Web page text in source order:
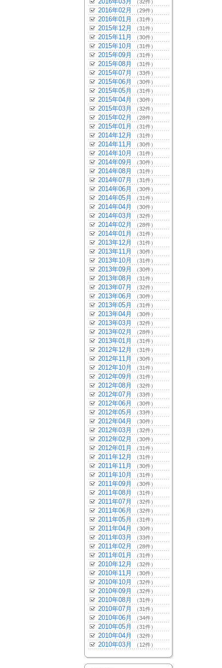
（32件）
2016年02月 （29件）
2016年01月 （31件）
2015年12月 （31件）
2015年11月 （30件）
2015年10月 （31件）
2015年09月 （31件）
2015年08月 （31件）
2015年07月 （33件）
2015年06月 （30件）
2015年05月 （31件）
2015年04月 （30件）
2015年03月 （32件）
2015年02月 （28件）
2015年01月 （31件）
2014年12月 （31件）
2014年11月 （30件）
2014年10月 （31件）
2014年09月 （30件）
2014年08月 （31件）
2014年07月 （31件）
2014年06月 （30件）
2014年05月 （31件）
2014年04月 （30件）
2014年03月 （32件）
2014年02月 （28件）
2014年01月 （31件）
2013年12月 （31件）
2013年11月 （30件）
2013年10月 （31件）
2013年09月 （30件）
2013年08月 （31件）
2013年07月 （32件）
2013年06月 （30件）
2013年05月 （31件）
2013年04月 （30件）
2013年03月 （32件）
2013年02月 （28件）
2013年01月 （31件）
2012年12月 （31件）
2012年11月 （30件）
2012年10月 （31件）
2012年09月 （31件）
2012年08月 （32件）
2012年07月 （33件）
2012年06月 （30件）
2012年05月 （33件）
2012年04月 （30件）
2012年03月 （32件）
2012年02月 （30件）
2012年01月 （31件）
2011年12月 （31件）
2011年11月 （30件）
2011年10月 （31件）
2011年09月 （30件）
2011年08月 （31件）
2011年07月 （32件）
2011年06月 （32件）
2011年05月 （31件）
2011年04月 （30件）
2011年03月 （33件）
2011年02月 （28件）
2011年01月 （31件）
2010年12月 （32件）
2010年11月 （30件）
2010年10月 （32件）
2010年09月 （32件）
2010年08月 （31件）
2010年07月 （31件）
2010年06月 （34件）
2010年05月 （31件）
2010年04月 （32件）
2010年03月 （12件）